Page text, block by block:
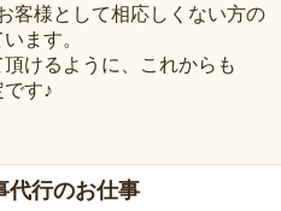
客様として相応しくない方の
ます。
けるように、これからも
す♪
代行のお仕事